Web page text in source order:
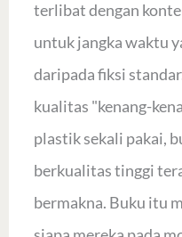
terlibat dengan
untuk jangka waktu
daripada fiksi
kualitas "kenang-
plastik sekali pakai,
berkualitas tinggi
bermakna. Buku itu